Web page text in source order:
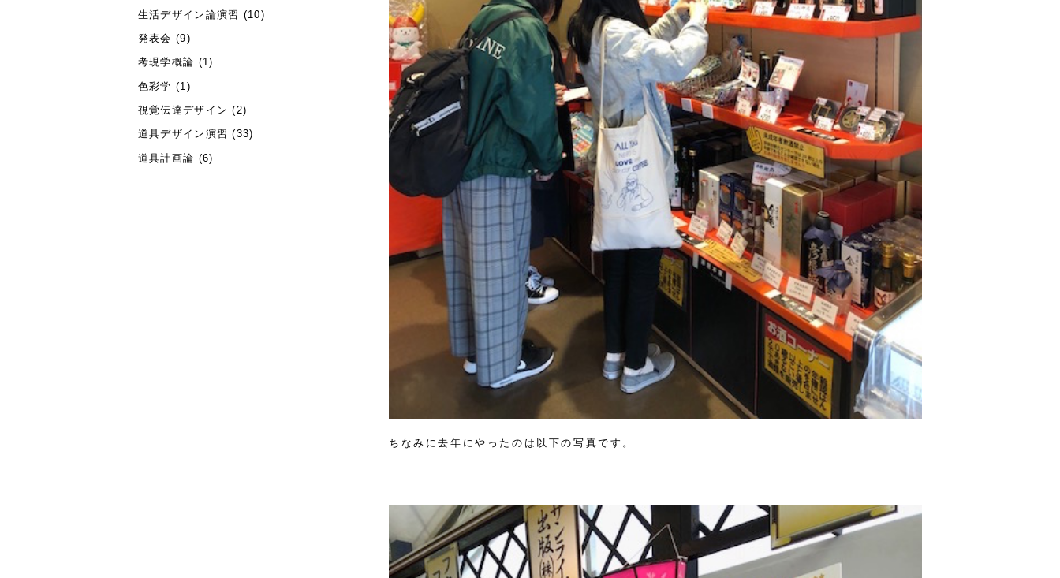
生活デザイン論演習 (10)
発表会 (9)
考現学概論 (1)
色彩学 (1)
視覚伝達デザイン (2)
道具デザイン演習 (33)
道具計画論 (6)
ちなみに去年にやったのは以下の写真です。